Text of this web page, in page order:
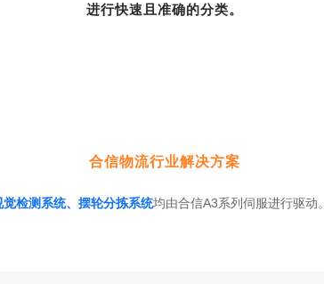
进行快速且准确的分类。
合信物流行业解决方案
检测系统、摆轮分拣系统均由合信A3系列伺服进行驱动。